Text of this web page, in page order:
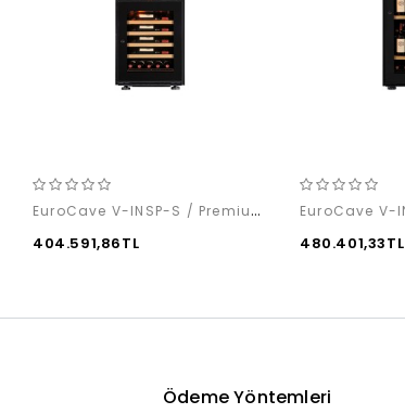
EuroCave V-INSP-S / Premium Pack
404.591,86TL 480.401,33TL
Ödeme Yöntemleri